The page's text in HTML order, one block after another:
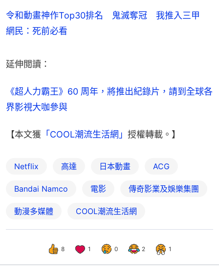
令和動畫神作Top30排名 鬼滅奪冠 我推入三甲
網民：死前必看
延伸閲讀：
《超人力霸王》60 周年，將推出紀錄片，請到全球各
界影視大咖參與
【本文獲 「COOL潮流生活網」 授權轉載。】
Netflix 高達 日本動畫 ACG
Bandai Namco 電影 傳奇影業及娛樂集團
動漫多媒體 COOL潮流生活網
8 1 0 2 1